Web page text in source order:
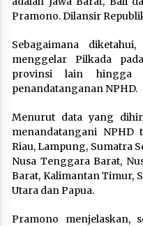
Pramono. Dilansir
Sebagaimana
menggelar Pilkada
provinsi lain hingga
penandatanganan NPHD.
Menurut data yang
menandatangani NPHD
Riau, Lampung, Sumatra
Nusa Tenggara Barat,
Barat, Kalimantan Timur,
Utara dan Papua.
Pramono menjelaskan,